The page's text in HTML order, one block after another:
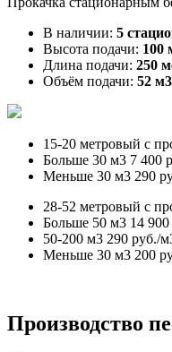
В наличии: 5
Высота подачи: 100
Длина подачи: 250
Объём подачи: 52
15-20 метровый с
Больше 30 м3 7 400
Меньше 30 м3 290
28-52 метровый с
Больше 50 м3 14
50-200 м3 290 руб./
Меньше 30 м3 200
Производство